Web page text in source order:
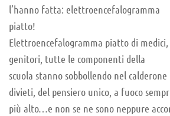
l’hanno fatta: elettroencefalogramma
piatto!
Elettroencefalogramma piatto di
genitori, tutte le componenti della
scuola stanno sobbollendo nel
divieti, del pensiero unico, a fuoco
più alto…e non se ne sono neppure